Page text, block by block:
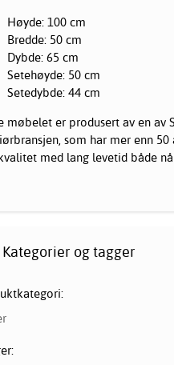
Høyde: 100 cm
Bredde: 50 cm
Dybde: 65 cm
Setehøyde: 50 cm
Setedybde: 44 cm
møbelet er produsert av en av
som har mer enn
med lang levetid både
Kategorier og tagger